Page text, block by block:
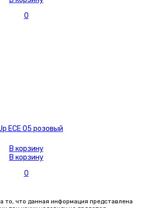
0
ЕСЕ 05 розовый
В корзину
В корзину
0
что данная информация представлена